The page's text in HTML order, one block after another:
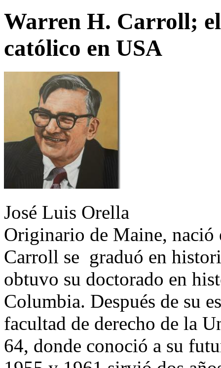
Warren H. Carroll;
católico en USA
José Luis Orella
Originario de Maine, nació
Carroll se graduó en
obtuvo su doctorado en
Columbia. Después de su
facultad de derecho de la
64, donde conoció a su